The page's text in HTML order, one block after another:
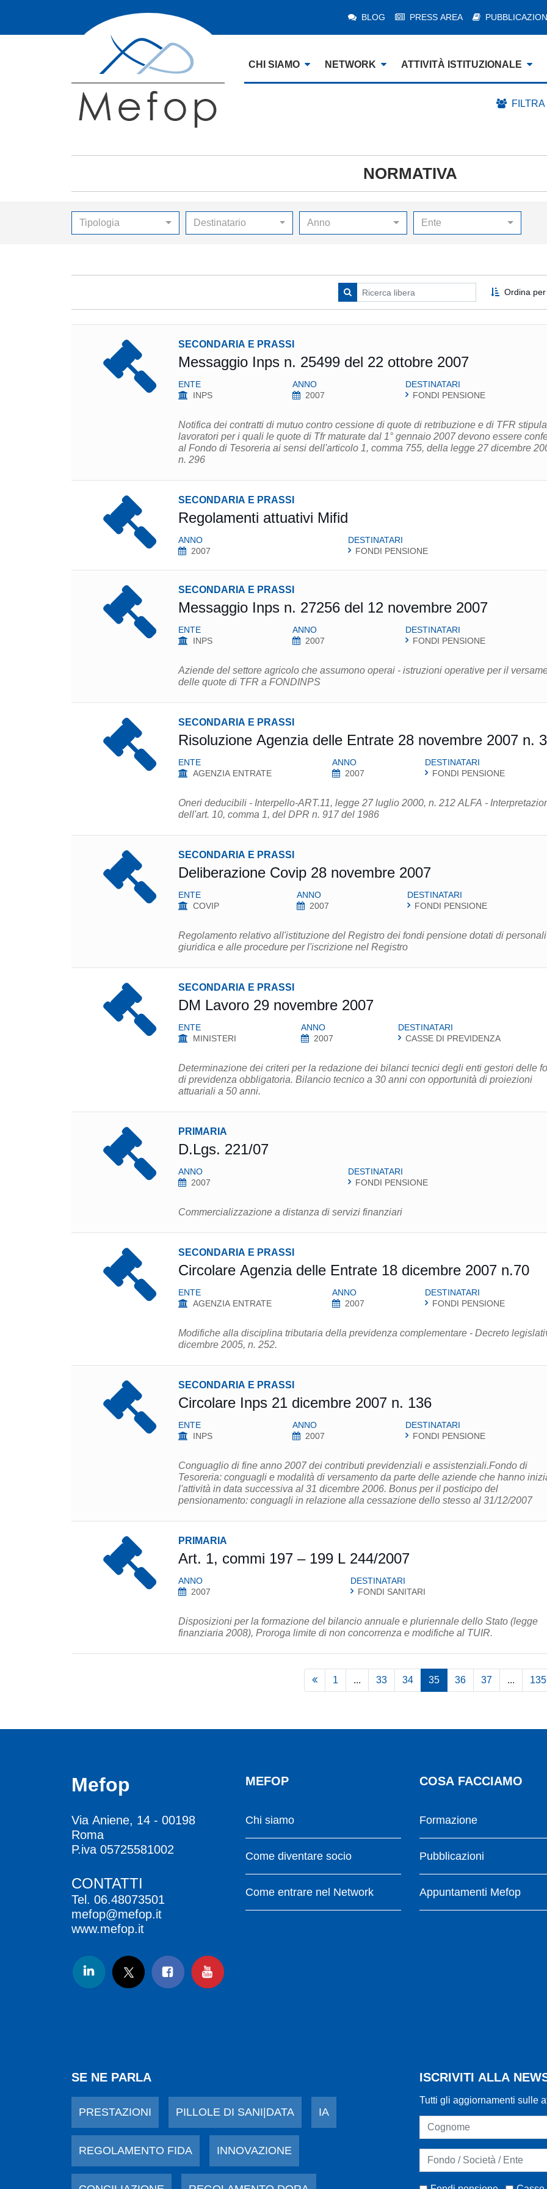
BLOG PRESS AREA
CHI SIAMO NETWORK ATTIVITÀ ISTITUZIONALE
NORMATIVA
Tipologia Destinatario Anno Ente
Ordina
SECONDARIA E PRASSI
Messaggio Inps n. 25499 del 22 ottobre 2007
ENTE
INPS
ANNO
2007
DESTINATARI
FONDI PENSIONE
Notifica dei contratti di mutuo contro cessione di quote di retribuzione e di TFR
lavoratori per i quali le quote di Tfr maturate dal 1° gennaio 2007 devono essere
al Fondo di Tesoreria ai sensi dell'articolo 1, comma 755, della legge 27 dicembre
n. 296
SECONDARIA E PRASSI
Regolamenti attuativi Mifid
ANNO
2007
DESTINATARI
FONDI PENSIONE
SECONDARIA E PRASSI
Messaggio Inps n. 27256 del 12 novembre 2007
ENTE
INPS
ANNO
2007
DESTINATARI
FONDI PENSIONE
Aziende del settore agricolo che assumono operai - istruzioni operative per il
delle quote di TFR a FONDINPS
SECONDARIA E PRASSI
Risoluzione Agenzia delle Entrate 28 novembre 2007 n.
ENTE
AGENZIA ENTRATE
ANNO
2007
DESTINATARI
FONDI PENSIONE
Oneri deducibili - Interpello-ART.11, legge 27 luglio 2000, n. 212 ALFA -
dell'art. 10, comma 1, del DPR n. 917 del 1986
SECONDARIA E PRASSI
Deliberazione Covip 28 novembre 2007
ENTE
COVIP
ANNO
2007
DESTINATARI
FONDI PENSIONE
Regolamento relativo all'istituzione del Registro dei fondi pensione dotati di
giuridica e alle procedure per l'iscrizione nel Registro
SECONDARIA E PRASSI
DM Lavoro 29 novembre 2007
ENTE
MINISTERI
ANNO
2007
DESTINATARI
CASSE DI PREVIDENZA
Determinazione dei criteri per la redazione dei bilanci tecnici degli enti gestori delle
di previdenza obbligatoria. Bilancio tecnico a 30 anni con opportunità di proiezioni
attuariali a 50 anni.
PRIMARIA
D.Lgs. 221/07
ANNO
2007
DESTINATARI
FONDI PENSIONE
Commercializzazione a distanza di servizi finanziari
SECONDARIA E PRASSI
Circolare Agenzia delle Entrate 18 dicembre 2007 n.70
ENTE
AGENZIA ENTRATE
ANNO
2007
DESTINATARI
FONDI PENSIONE
Modifiche alla disciplina tributaria della previdenza complementare - Decreto
dicembre 2005, n. 252.
SECONDARIA E PRASSI
Circolare Inps 21 dicembre 2007 n. 136
ENTE
INPS
ANNO
2007
DESTINATARI
FONDI PENSIONE
Conguaglio di fine anno 2007 dei contributi previdenziali e assistenziali.Fondo di
Tesoreria: conguagli e modalità di versamento da parte delle aziende che hanno
l'attività in data successiva al 31 dicembre 2006. Bonus per il posticipo del
pensionamento: conguagli in relazione alla cessazione dello stesso al 31/12/2007
PRIMARIA
Art. 1, commi 197 – 199 L 244/2007
ANNO
2007
DESTINATARI
FONDI SANITARI
Disposizioni per la formazione del bilancio annuale e pluriennale dello Stato (legge
finanziaria 2008), Proroga limite di non concorrenza e modifiche al TUIR.
1 ... 33 34 35 36 37 ... 135
Mefop
Via Aniene, 14 - 00198
Roma
P.iva 05725581002
CONTATTI
Tel. 06.48073501
mefop@mefop.it
www.mefop.it
MEFOP
Chi siamo
Come diventare socio
Come entrare nel Network
COSA FACCIAMO
Formazione
Pubblicazioni
Appuntamenti Mefop
SE NE PARLA
PRESTAZIONI PILLOLE DI SANI|DATA IA
REGOLAMENTO FIDA INNOVAZIONE
ISCRIVITI ALLA
Tutti gli aggiornamenti sulle